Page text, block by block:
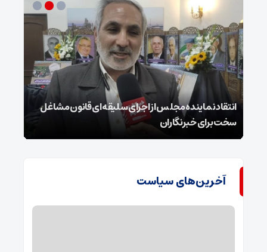
انتقاد نماینده مجلس از اجرای سلیقه‌ای قانون مشاغل
سخت برای خبرنگاران
آخرین‌های سیاست